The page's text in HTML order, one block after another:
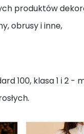
produktów
obrusy i inne,
100, klasa 1 i 2 -